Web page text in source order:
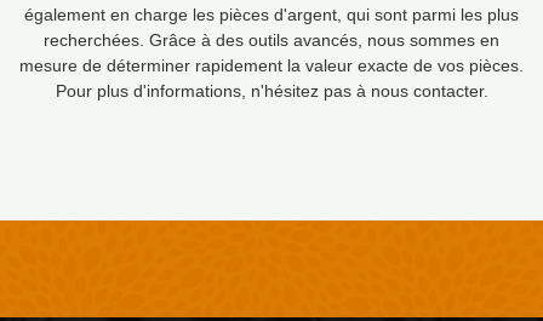
également en charge les pièces d'argent, qui sont parmi les plus
recherchées. Grâce à des outils avancés, nous sommes en
mesure de déterminer rapidement la valeur exacte de vos pièces.
Pour plus d'informations, n'hésitez pas à nous contacter.